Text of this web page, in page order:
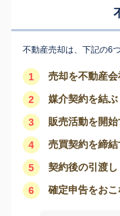
不動産売却は、下記の6
1 売却を不動産
2 媒介契約を結ぶ
3 販売活動を開始
4 売買契約を締結
5 契約後の引渡
6 確定申告をおこ